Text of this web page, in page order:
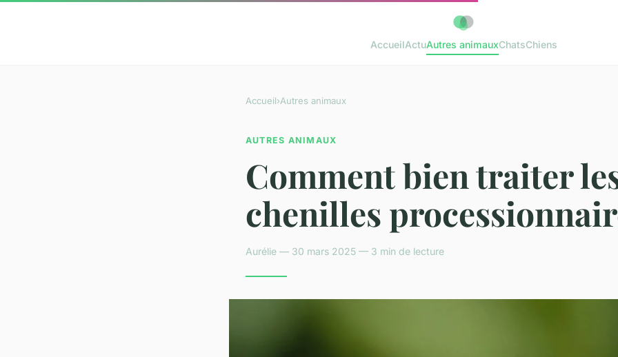
AccueilActuAutres animauxChatsChiens
Accueil›Autres animaux
AUTRES ANIMAUX
Comment bien traiter
chenilles
Aurélie — 30 mars 2025 — 3 min de lecture